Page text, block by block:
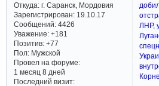
Откуда:г. Саранск, Мордовия
Зарегистрирован: 19.10.17
Сообщений:4426
Уважение: +181
Позитив: +77
Пол:Мужской
Провел на форуме:
1 месяц 8 дней
Последний визит:
ЛНР,